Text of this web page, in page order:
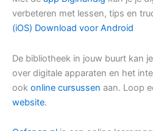
verbeteren met lessen, tips en
(iOS) Download voor Android
De bibliotheek in jouw buurt kan
over digitale apparaten en het
ook online cursussen aan. Loop
website.